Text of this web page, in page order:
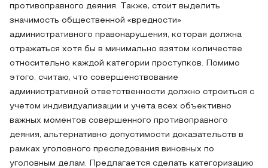
противоправного деяния. Также, стоит выделить
значимость общественной «вредности»
административного правонарушения, которая должна
отражаться хотя бы в минимально взятом количестве
относительно каждой категории проступков. Помимо
этого, считаю, что совершенствование
административной ответственности должно строиться с
учетом индивидуализации и учета всех объективно
важных моментов совершенного противоправного
деяния, альтернативно допустимости доказательств в
рамках уголовного преследования виновных по
уголовным делам. Предлагается сделать категоризацию